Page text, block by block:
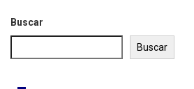
Buscar
Buscar